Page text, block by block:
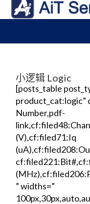
小逻辑 Logic
[posts_table
product_cat:logic”
Number,pdf-
(V),cf:filed71:Iq
” widths=”